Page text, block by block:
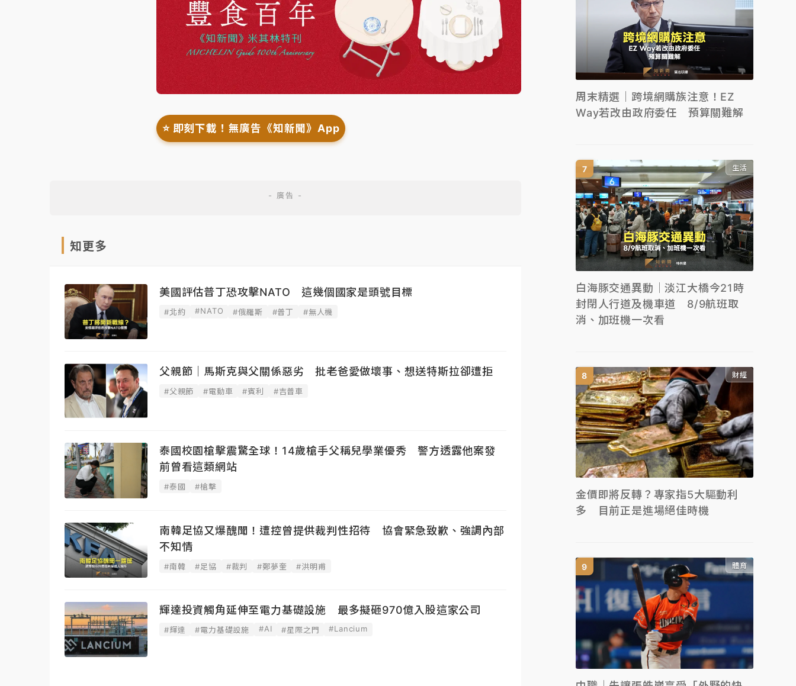
⭐️ 即刻下載！無廣告《知新聞》App
知更多
美國評估普丁恐攻擊NATO 這幾個國家是頭號目標
#北約 #NATO #俄羅斯 #普丁 #無人機
父親節｜馬斯克與父關係惡劣 批老爸愛做壞事、想送特斯拉卻遭拒
#父親節 #電動車 #賓利 #吉普車
泰國校園槍擊震驚全球！14歲槍手父稱兒學業優秀 警方透露他案發
前曾看這類網站
#泰國 #槍擊
南韓足協又爆醜聞！遭控曾提供裁判性招待 協會緊急致歉、強調內部
不知情
#南韓 #足協 #裁判 #鄭夢奎 #洪明甫
輝達投資觸角延伸至電力基礎設施 最多擬砸970億入股這家公司
#輝達 #電力基礎設施 #AI #星際之門 #Lancium
周末精選｜跨境網購族注意！EZ
Way若改由政府委任 預算關難解
生活
白海豚交通異動｜淡江大橋今21時
封閉人行道及機車道 8/9航班取
消、加班機一次看
財經
金價即將反轉？專家指5大驅動利
多 目前正是進場絕佳時機
體育